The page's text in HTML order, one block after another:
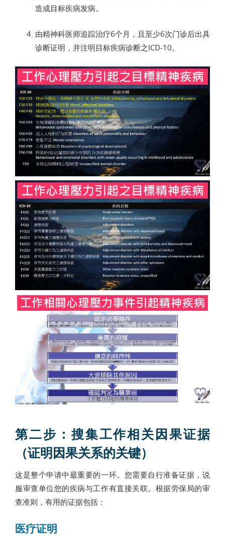
造成目标疾病发病。
由精神科医师追踪治疗6个月，且至少6次门诊后出具
诊断证明，并注明目标疾病诊断之ICD-10。
第二步：搜集工作相关因果证据
（证明因果关系的关键）
这是整个申请中最重要的一环。您需要自行准备证据，说
服审查单位您的疾病与工作有直接关联。根据劳保局的审
查准则，有用的证据包括：
医疗证明